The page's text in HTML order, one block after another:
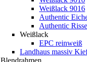
Weißlack 9016
Authentic
Authentic
Weißlack
EPC reinweiß
Landhaus massiv
Blendrahmen